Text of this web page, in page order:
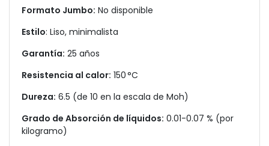
Formato Jumbo: No disponible
Estilo: Liso, minimalista
Garantía: 25 años
Resistencia al calor: 150 °C
Dureza: 6.5 (de 10 en la escala de Moh)
Grado de Absorción de líquidos: 0.01-0.07 % (por
kilogramo)